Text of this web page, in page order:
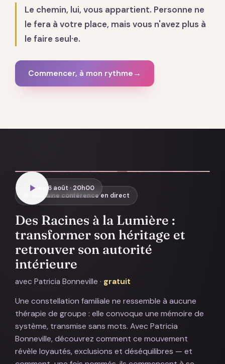
Le chemin, lui, vous appartient. Personne ne
le fera à votre place, mais vous n'avez plus à
le faire seul·e.
Commencer, à mon rythme →
Prochaine conférence en direct
Des Racines à la Lumière :
transformer son héritage et
retrouver son autorité
intérieure
avec Patricia Bonneville · gratuit
Une constellation familiale ne ressemble à aucune
thérapie de groupe : elle convoque une mémoire de
système, transmise sans mots. Avec Patricia
Bonneville, découvrez comment ce mouvement
révèle loyautés, exclusions et déséquilibres — et
Jeu 6 août · 20h00